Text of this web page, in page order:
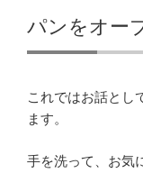
パンをオー
これではお話とし
ます。
手を洗って、お気